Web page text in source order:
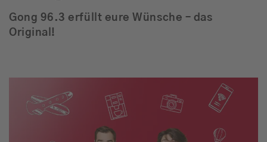
Aktionen & Events
Sendungen
Empfang
Gong 96.3 erfüllt eure Wünsche – das
Original!